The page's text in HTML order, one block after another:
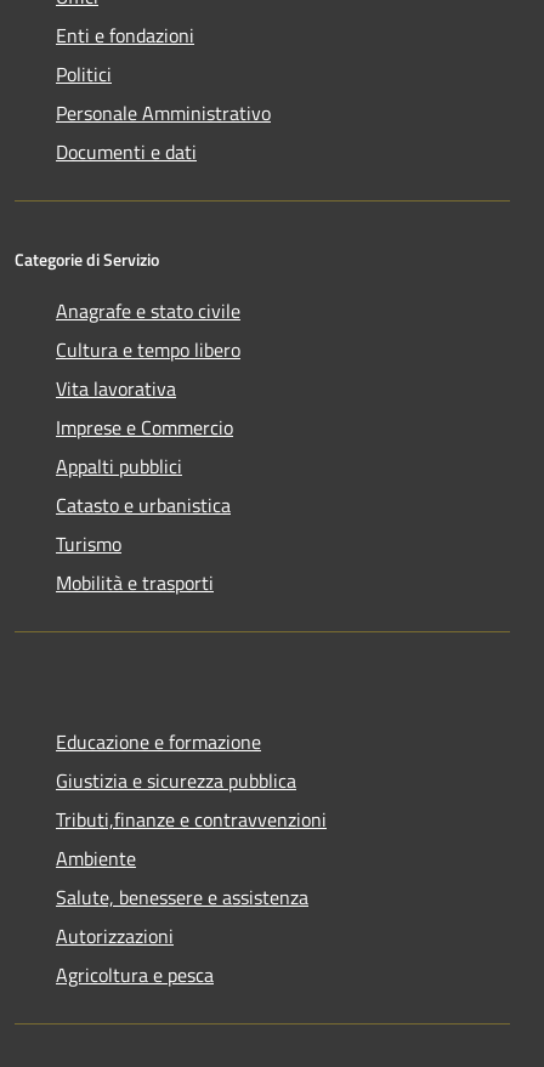
Enti e fondazioni
Politici
Personale Amministrativo
Documenti e dati
Categorie di Servizio
Anagrafe e stato civile
Cultura e tempo libero
Vita lavorativa
Imprese e Commercio
Appalti pubblici
Catasto e urbanistica
Turismo
Mobilità e trasporti
Educazione e formazione
Giustizia e sicurezza pubblica
Tributi,finanze e contravvenzioni
Ambiente
Salute, benessere e assistenza
Autorizzazioni
Agricoltura e pesca